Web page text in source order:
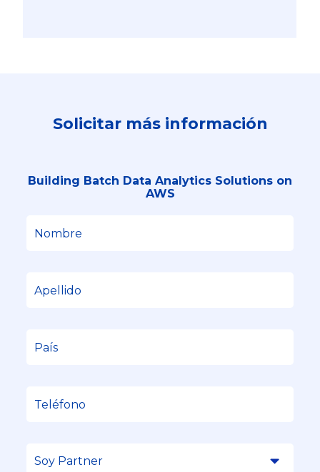
Solicitar más información
Building Batch Data Analytics Solutions on
AWS